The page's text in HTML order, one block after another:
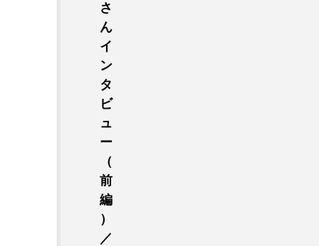
さ
ん
イ
ン
タ
ビ
ュ
ー
（
前
編
）
／